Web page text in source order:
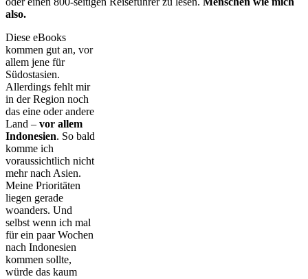
also.
Diese eBooks
kommen gut an, vor
allem jene für
Südostasien.
Allerdings fehlt mir
in der Region noch
das eine oder andere
Land – vor allem
Indonesien. So bald
komme ich
voraussichtlich nicht
mehr nach Asien.
Meine Prioritäten
liegen gerade
woanders. Und
selbst wenn ich mal
für ein paar Wochen
nach Indonesien
kommen sollte,
würde das kaum